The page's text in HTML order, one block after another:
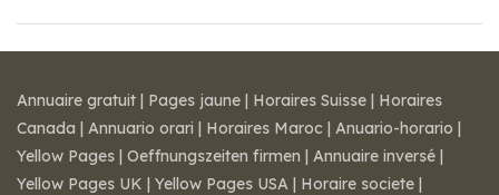
Annuaire gratuit | Pages jaune | Horaires Suisse | Horaires
Canada | Annuario orari | Horaires Maroc | Anuario-horario |
Yellow Pages | Oeffnungszeiten firmen | Annuaire inversé |
Yellow Pages UK | Yellow Pages USA | Horaire societe |